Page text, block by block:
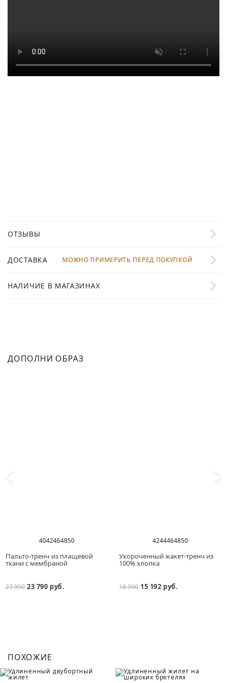
ОТЗЫВЫ
ДОСТАВКА МОЖНО ПРИМЕРИТЬ ПЕРЕД ПОКУПКОЙ
НАЛИЧИЕ В МАГАЗИНАХ
ДОПОЛНИ ОБРАЗ
4042464850
Пальто-тренч из плащевой
ткани с мембраной
27 990 23 790 руб.
4244464850
Укороченный жакет-тренч из
100% хлопка
18 990 15 192 руб.
ПОХОЖИЕ